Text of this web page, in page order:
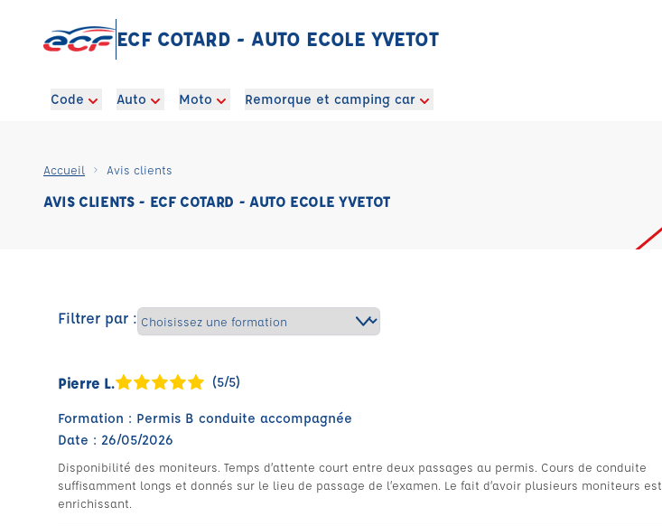
ECF COTARD - AUTO ECOLE YVETOT
Code Auto Moto Remorque et camping car
Accueil Avis clients
AVIS CLIENTS - ECF COTARD - AUTO ECOLE YVETOT
Filtrer par :
Pierre L. (5/5)
Formation : Permis B conduite accompagnée
Date : 26/05/2026
Disponibilité des moniteurs. Temps d’attente court entre deux passages au permis. Cours de conduite
suffisamment longs et donnés sur le lieu de passage de l’examen. Le fait d’avoir plusieurs moniteurs est
enrichissant.